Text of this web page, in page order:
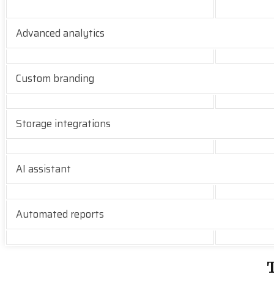
Advanced analytics
Custom branding
Storage integrations
AI assistant
Automated reports